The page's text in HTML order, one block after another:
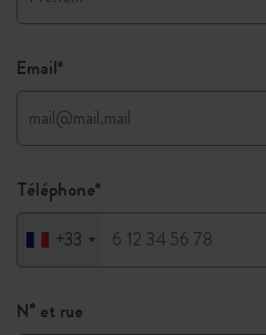
Email*
Téléphone*
+33
N° et rue